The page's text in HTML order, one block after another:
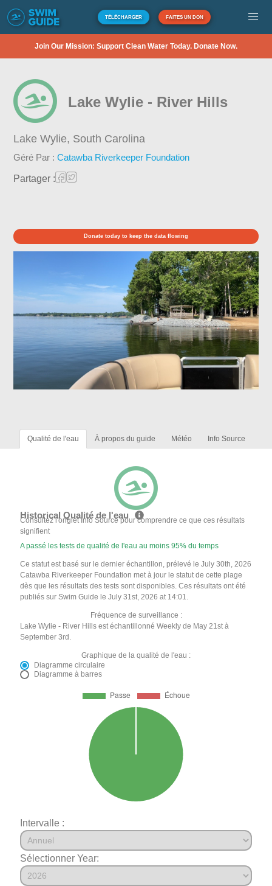
TÉLÉCHARGER FAITES UN DON
Join Our Mission: Support Clean Water Today. Donate Now.
Lake Wylie - River Hills
Lake Wylie, South Carolina
Géré Par :Catawba Riverkeeper Foundation
Partager :
Donate today to keep the data flowing
Qualité de l'eau À propos du guide Météo Info Source
Historical Qualité de l'eau
Consultez l'onglet Info Source pour comprendre ce que ces résultats
signifient
A passé les tests de qualité de l'eau au moins 95% du temps
Ce statut est basé sur le dernier échantillon, prélevé le July 30th, 2026
Catawba Riverkeeper Foundation met à jour le statut de cette plage
dès que les résultats des tests sont disponibles. Ces résultats ont été
publiés sur Swim Guide le July 31st, 2026 at 14:01.
Fréquence de surveillance :
Lake Wylie - River Hills est échantillonné Weekly de May 21st à
September 3rd.
Graphique de la qualité de l'eau :
Diagramme circulaire
Diagramme à barres
Intervalle :
Sélectionner Year: